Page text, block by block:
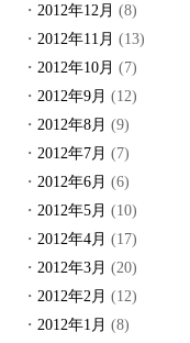
2012年12月 (8)
2012年11月 (13)
2012年10月 (7)
2012年9月 (12)
2012年8月 (9)
2012年7月 (7)
2012年6月 (6)
2012年5月 (10)
2012年4月 (17)
2012年3月 (20)
2012年2月 (12)
2012年1月 (8)